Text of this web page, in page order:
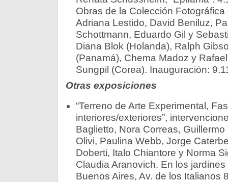
Obras de la Colección Fotográfica
Adriana Lestido, David Beniluz,
Schottmann, Eduardo Gil y
Diana Blok (Holanda), Ralph
(Panamá), Chema Madoz y
Sungpil (Corea). Inauguración:
Otras exposiciones
“Terreno de Arte Experimental,
interiores/exteriores”,
Baglietto, Nora Correas,
Olivi, Paulina Webb, Jorge
Doberti, Italo Chiantore y Norma
Claudia Aranovich. En los
Buenos Aires, Av. de los Italianos